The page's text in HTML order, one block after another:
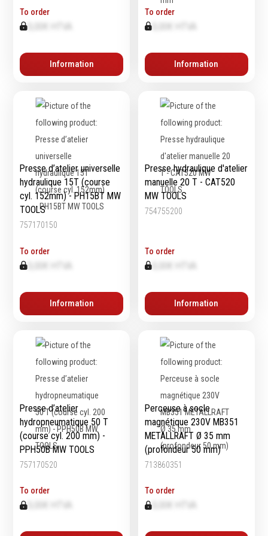
d'atelier
Pompes & Vérins
Soudage & Matériel
haute température
Etaux
Mobilier & rangement
Marquage & Signalisation
Travail du tube
Nettoyage & entretien
Equipement electrique
Equipement
pneumatique
Graissage & huilage
To order
0,00€ HTVA
Information
To order
Information
Presse d’atelier universelle
hydraulique 15T (course
cyl. 152mm) - PH15BT MW
TOOLS
757170150
To order
0,00€ HTVA
Information
Presse hydraulique d'atelier
manuelle 20 T - CAT520
MW TOOLS
754755200
To order
Information
Presse d’atelier
hydropneumatique 50 T
(course cyl. 200 mm) -
PPH50B MW TOOLS
757170520
To order
0,00€ HTVA
Perceuse à socle
magnétique 230V MB351
METALLRAFT Ø 35 mm
(profondeur 50 mm)
713860351
To order